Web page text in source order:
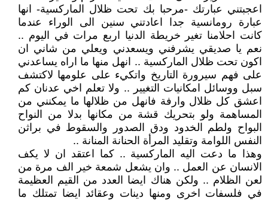
اعجبتني عبارتك -مرحبا بك تحت ظلال الماركسية- انها
عبارة رومانسية جدا اعادتني سنين الى الوراء عندما
كانت احلامنا تغير خريطة الدنيا اربع مرات في اليوم ..
نعم يا صديقي يشرفني ويسعدني ويعلي من شاني ان
اكون تحت ظلال الماركسية .. انهل منها ما اراه يساعدني
على فهم سيرورة التاريخ واتكيء على علومها لاكتشف
سبل ووسائل امكانيات التغيير .. ولا تعلم اخي عدنان كم
اعشق كل ظلال وارفة فانهل من ظلالها ما يمكنني من
المساهمة ولو بتحريك قشة من مكانها بدلا من النواح
البواح ولطم الخدود ودق الصدور والسقوط في براثن
النفس اللوامة وتقليد المرأة الحنانة المنانة ..
وهذا ما دعت اليه الماركسية .. كما اعتقد ان لا يكف
الانسان عن العمل .. وان يشعل شمعة خير الف مرة من
لعن الظلام .. ولكن هناك ايضا العدد من القيم العظيمة
في فلسفات اخرى ومنها دينات وعقائد ايضا تمتلك ما